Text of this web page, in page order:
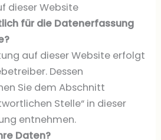
dieser Website
für die Datenerfassung
auf dieser Website erfolgt
Dessen
Sie dem Abschnitt
Stelle“ in dieser
entnehmen.
Daten?